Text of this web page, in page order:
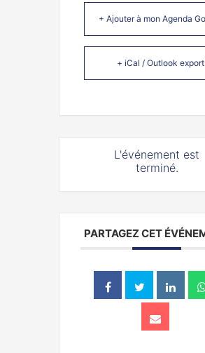
+ Ajouter à mon Agenda
+ iCal / Outlook export
L'événement est
terminé.
PARTAGEZ CET